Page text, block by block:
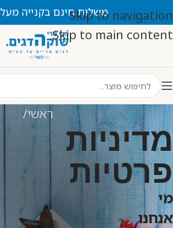
Skip to navigation
Skip to main content
משלוח חינם בקנייה מעל 289 ₪
ראשי
מדיניות
פרטיות
מי
אנחנו